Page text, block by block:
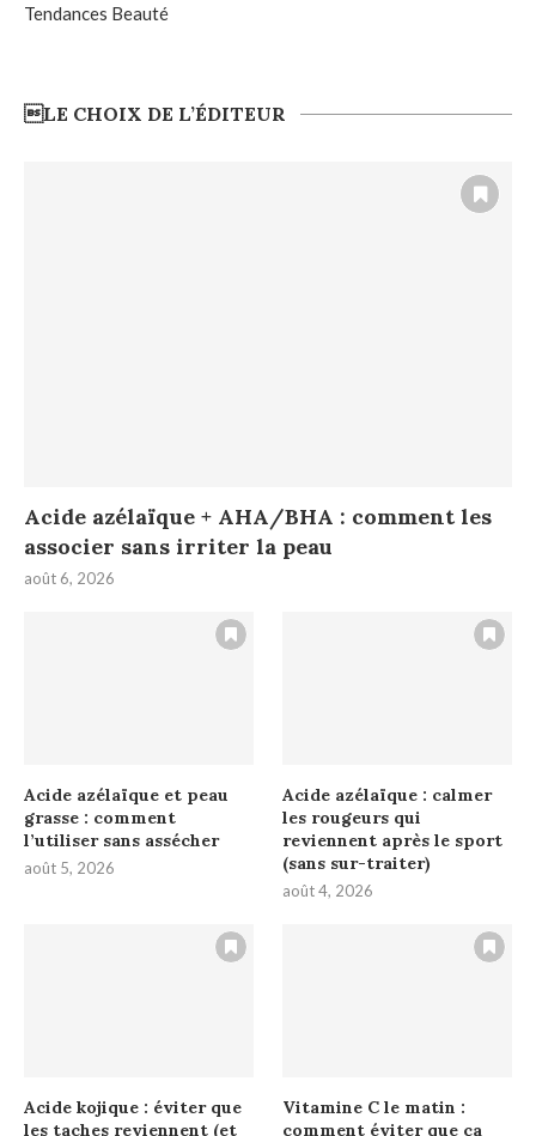
Tendances Beauté
LE CHOIX DE L’ÉDITEUR
Acide azélaïque + AHA/BHA : comment les
associer sans irriter la peau
août 6, 2026
Acide azélaïque et peau
grasse : comment
l’utiliser sans assécher
août 5, 2026
Acide azélaïque : calmer
les rougeurs qui
reviennent après le sport
(sans sur-traiter)
août 4, 2026
Acide kojique : éviter que
les taches reviennent (et
Vitamine C le matin :
comment éviter que ça